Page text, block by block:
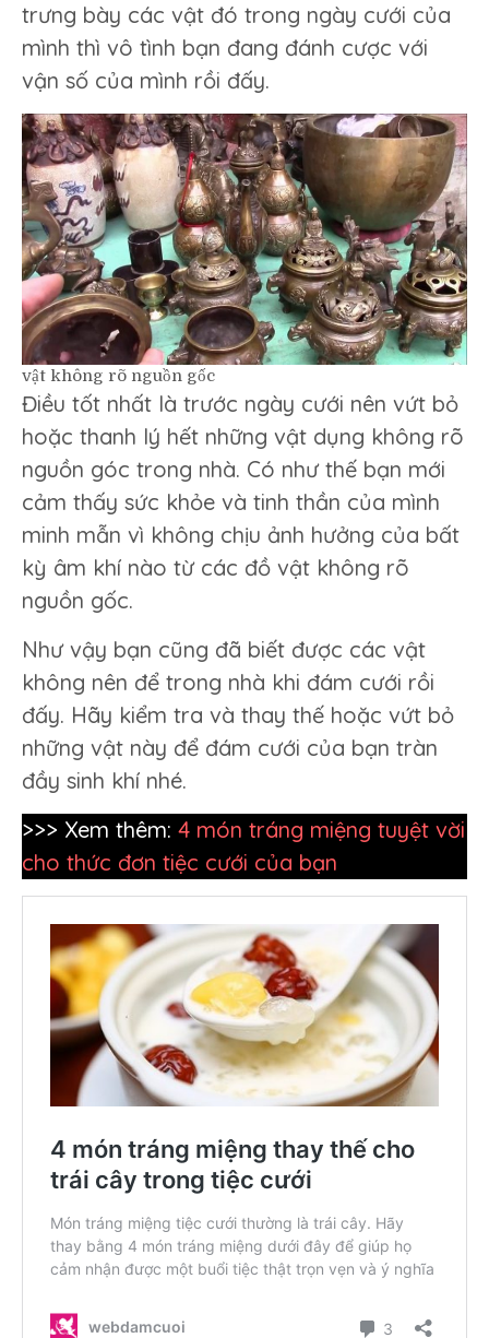
trưng bày các vật đó trong ngày cưới của
mình thì vô tình bạn đang đánh cược với
vận số của mình rồi đấy.
vật không rõ nguồn gốc
Điều tốt nhất là trước ngày cưới nên vứt bỏ
hoặc thanh lý hết những vật dụng không rõ
nguồn góc trong nhà. Có như thế bạn mới
cảm thấy sức khỏe và tinh thần của mình
minh mẫn vì không chịu ảnh hưởng của bất
kỳ âm khí nào từ các đồ vật không rõ
nguồn gốc.
Như vậy bạn cũng đã biết được các vật
không nên để trong nhà khi đám cưới rồi
đấy. Hãy kiểm tra và thay thế hoặc vứt bỏ
những vật này để đám cưới của bạn tràn
đầy sinh khí nhé.
>>> Xem thêm: 4 món tráng miệng tuyệt vời
cho thức đơn tiệc cưới của bạn